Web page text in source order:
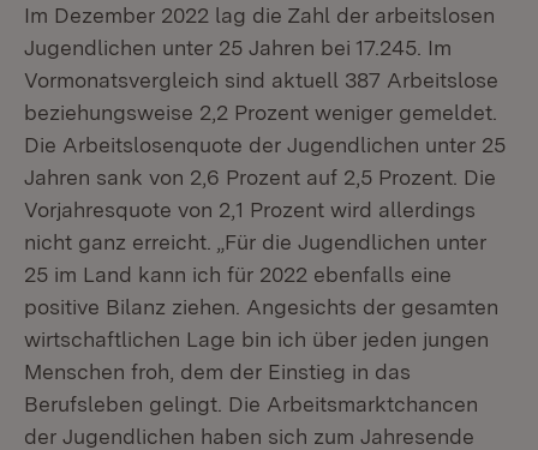
Im Dezember 2022 lag die Zahl der arbeitslosen
Jugendlichen unter 25 Jahren bei 17.245. Im
Vormonatsvergleich sind aktuell 387 Arbeitslose
beziehungsweise 2,2 Prozent weniger gemeldet.
Die Arbeitslosenquote der Jugendlichen unter 25
Jahren sank von 2,6 Prozent auf 2,5 Prozent. Die
Vorjahresquote von 2,1 Prozent wird allerdings
nicht ganz erreicht. „Für die Jugendlichen unter
25 im Land kann ich für 2022 ebenfalls eine
positive Bilanz ziehen. Angesichts der gesamten
wirtschaftlichen Lage bin ich über jeden jungen
Menschen froh, dem der Einstieg in das
Berufsleben gelingt. Die Arbeitsmarktchancen
der Jugendlichen haben sich zum Jahresende